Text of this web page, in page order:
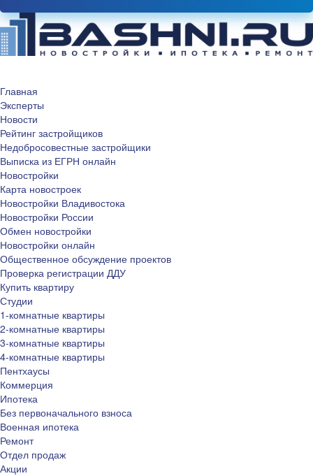
Главная
Эксперты
Новости
Рейтинг застройщиков
Недобросовестные застройщики
Выписка из ЕГРН онлайн
Новостройки
Карта новостроек
Новостройки Владивостока
Новостройки России
Обмен новостройки
Новостройки онлайн
Общественное обсуждение проектов
Проверка регистрации ДДУ
Купить квартиру
Студии
1-комнатные квартиры
2-комнатные квартиры
3-комнатные квартиры
4-комнатные квартиры
Пентхаусы
Коммерция
Ипотека
Без первоначального взноса
Военная ипотека
Ремонт
Отдел продаж
Акции